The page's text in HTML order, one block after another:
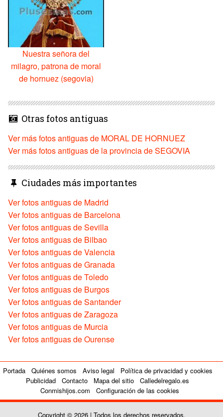
Nuestra señora del
milagro, patrona de moral
de hornuez (segovia)
Otras fotos antiguas
Ver más fotos antiguas de MORAL DE HORNUEZ
Ver más fotos antiguas de la provincia de SEGOVIA
Ciudades más importantes
Ver fotos antiguas de Madrid
Ver fotos antiguas de Barcelona
Ver fotos antiguas de Sevilla
Ver fotos antiguas de Bilbao
Ver fotos antiguas de Valencia
Ver fotos antiguas de Granada
Ver fotos antiguas de Toledo
Ver fotos antiguas de Burgos
Ver fotos antiguas de Santander
Ver fotos antiguas de Zaragoza
Ver fotos antiguas de Murcia
Ver fotos antiguas de Ourense
Portada Quiénes somos Aviso legal
Política de privacidad y cookies
Publicidad
Contacto Mapa del sitio
Calledelregalo.es
Conmishijos.com
Configuración de las cookies
Copyright © 2026 | Todos los derechos reservados.